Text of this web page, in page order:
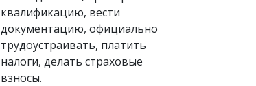
квалификацию, вести
документацию, официально
трудоустраивать, платить
налоги, делать страховые
взносы.